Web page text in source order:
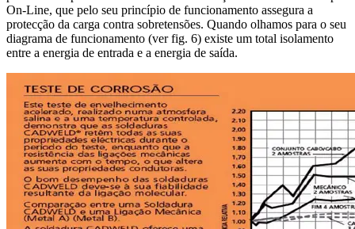
On-Line, que pelo seu princípio de funcionamento assegura a
protecção da carga contra sobretensões. Quando olhamos para o seu
diagrama de funcionamento (ver fig. 6) existe um total isolamento
entre a energia de entrada e a energia de saída.